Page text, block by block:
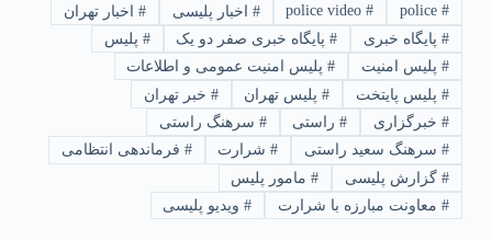
#
police
#
police video
# اخبار پلیسی # اخبار تهران
#پایگاه خبری #پایگاه خبری صفر دو یک # پلیس
#پلیس امنیت #پلیس امنیت عمومی و اطلاعات
#پلیس پایتخت #پلیس تهران # خبر تهران
#خبرگزاری #راستی # سرهنگ راستی
#سرهنگ سعید راستی #شرارت # فرماندهی انتظامی
#گزارش پلیسی #مامور پلیس
#معاونت مبارزه با شرارت #ویدیو پلیسی